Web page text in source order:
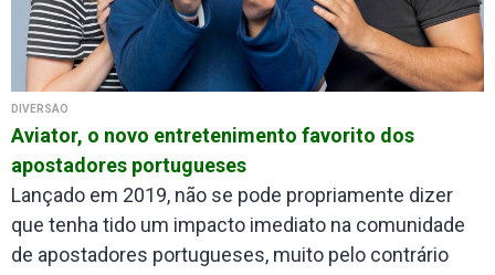
DIVERSÃO
Aviator, o novo entretenimento favorito dos
apostadores portugueses
Lançado em 2019, não se pode propriamente dizer
que tenha tido um impacto imediato na comunidade
de apostadores portugueses, muito pelo contrário